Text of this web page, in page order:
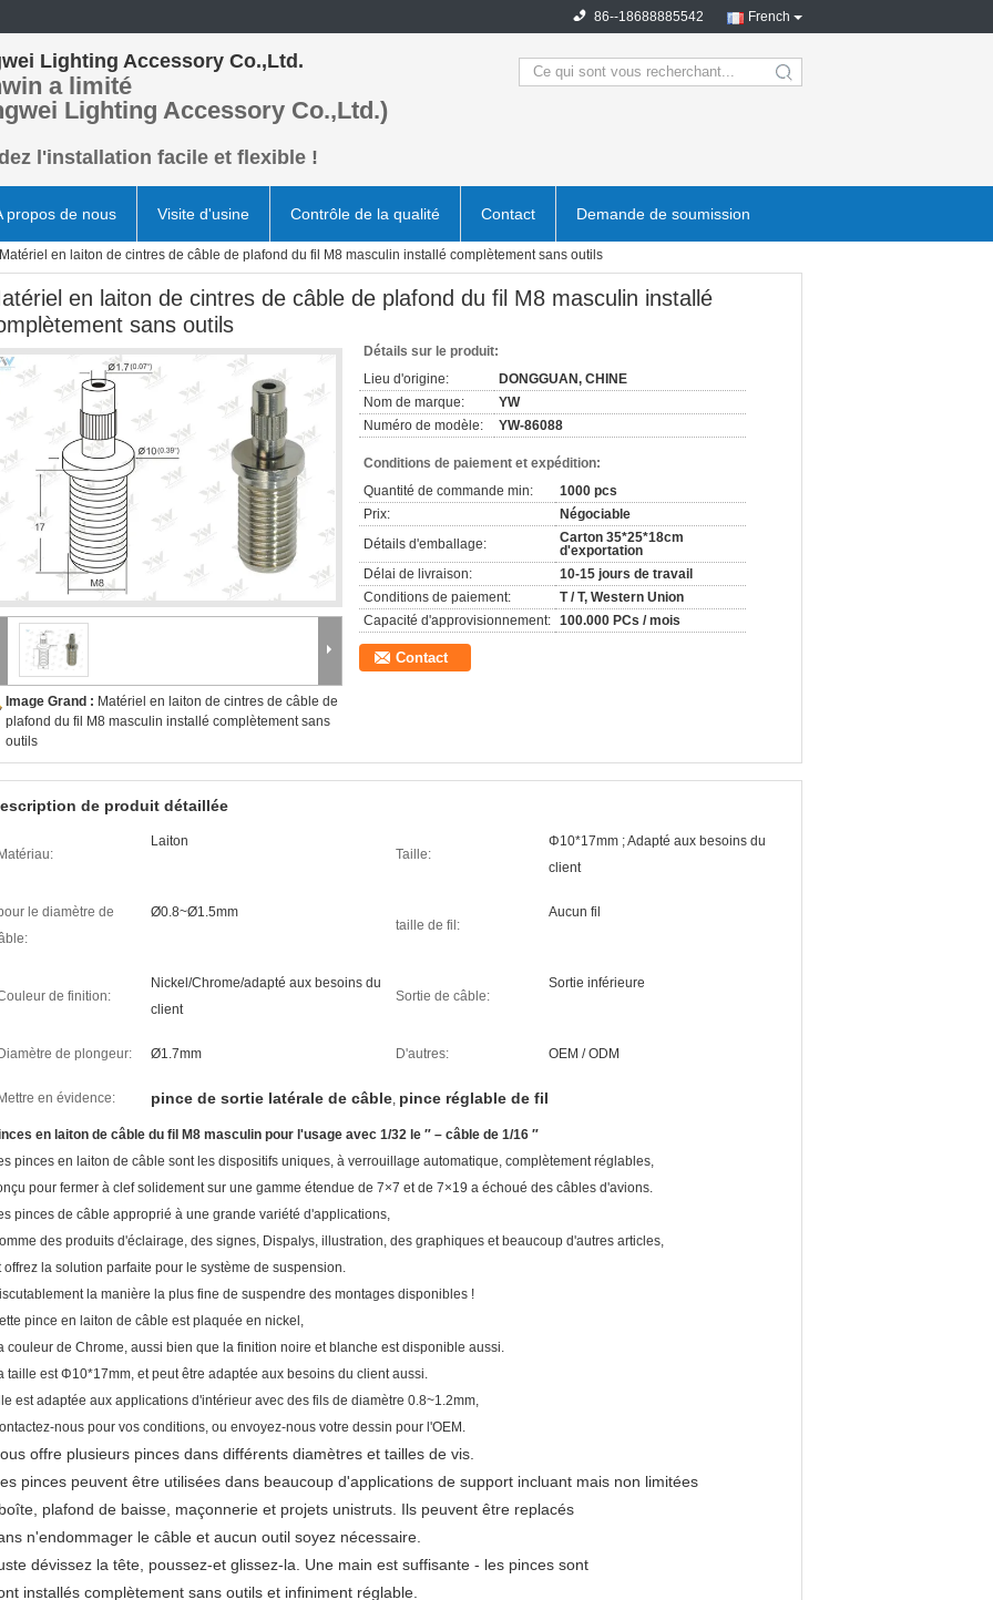
French
86--18688885542
Lighting Accessory Co.,Ltd.
a limité
Lighting Accessory Co.,Ltd.)
l'installation facile et flexible !
search
propos de nous Visite d'usine Contrôle de la qualité Contact Demande de soumission
Matériel en laiton de cintres de câble de plafond du fil M8 masculin installé complètement sans outils
en laiton de cintres de câble de plafond du fil M8 masculin installé
sans outils
Image Grand : Matériel en laiton de cintres de câble de
plafond du fil M8 masculin installé complètement sans
outils
Détails sur le produit:
Lieu d'origine:
DONGGUAN, CHINE
Nom de marque:
YW
Numéro de modèle:
YW-86088
Conditions de paiement et expédition:
Quantité de commande min:
1000 pcs
Prix:
Négociable
Détails d'emballage:
Carton 35*25*18cm
d'exportation
Délai de livraison:
10-15 jours de travail
Conditions de paiement:
T / T, Western Union
Capacité d'approvisionnement: 100.000 PCs / mois
Contact
de produit détaillée
Matériau:
Laiton
Taille:
Φ10*17mm ; Adapté aux besoins du
client
le diamètre de
Ø0.8~Ø1.5mm
taille de fil:
Aucun fil
de finition:
Nickel/Chrome/adapté aux besoins du
client
Sortie de câble:
Sortie inférieure
Diamètre de plongeur: Ø1.7mm D'autres: OEM / ODM
Mettre en évidence: pince de sortie latérale de câble, pince réglable de fil
en laiton de câble du fil M8 masculin pour l'usage avec 1/32 le ″ – câble de 1/16 ″
pinces en laiton de câble sont les dispositifs uniques, à verrouillage automatique, complètement réglables,
pour fermer à clef solidement sur une gamme étendue de 7×7 et de 7×19 a échoué des câbles d'avions.
pinces de câble approprié à une grande variété d'applications,
des produits d'éclairage, des signes, Dispalys, illustration, des graphiques et beaucoup d'autres articles,
offrez la solution parfaite pour le système de suspension.
la manière la plus fine de suspendre des montages disponibles !
pince en laiton de câble est plaquée en nickel,
couleur de Chrome, aussi bien que la finition noire et blanche est disponible aussi.
taille est Φ10*17mm, et peut être adaptée aux besoins du client aussi.
est adaptée aux applications d'intérieur avec des fils de diamètre 0.8~1.2mm,
nous pour vos conditions, ou envoyez-nous votre dessin pour l'OEM.
offre plusieurs pinces dans différents diamètres et tailles de vis.
pinces peuvent être utilisées dans beaucoup d'applications de support incluant mais non limitées
plafond de baisse, maçonnerie et projets unistruts. Ils peuvent être replacés
n'endommager le câble et aucun outil soyez nécessaire.
dévissez la tête, poussez-et glissez-la. Une main est suffisante - les pinces sont
installés complètement sans outils et infiniment réglable.